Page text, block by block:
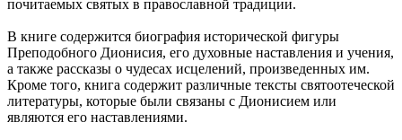
почитаемых святых в православной традиции.
В книге содержится биография исторической фигуры
Преподобного Дионисия, его духовные наставления и учения,
а также рассказы о чудесах исцелений, произведенных им.
Кроме того, книга содержит различные тексты святоотеческой
литературы, которые были связаны с Дионисием или
являются его наставлениями.